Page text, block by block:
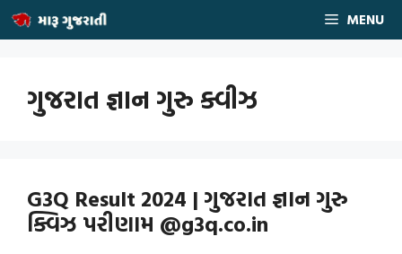
Skip
MENU
ગુજરાત જ્ઞાન ગુરુ ક્વીઝ
G3Q Result 2024 | ગુજરાત જ્ઞાન ગુરુ
ક્વિઝ પરીણામ @g3q.co.in